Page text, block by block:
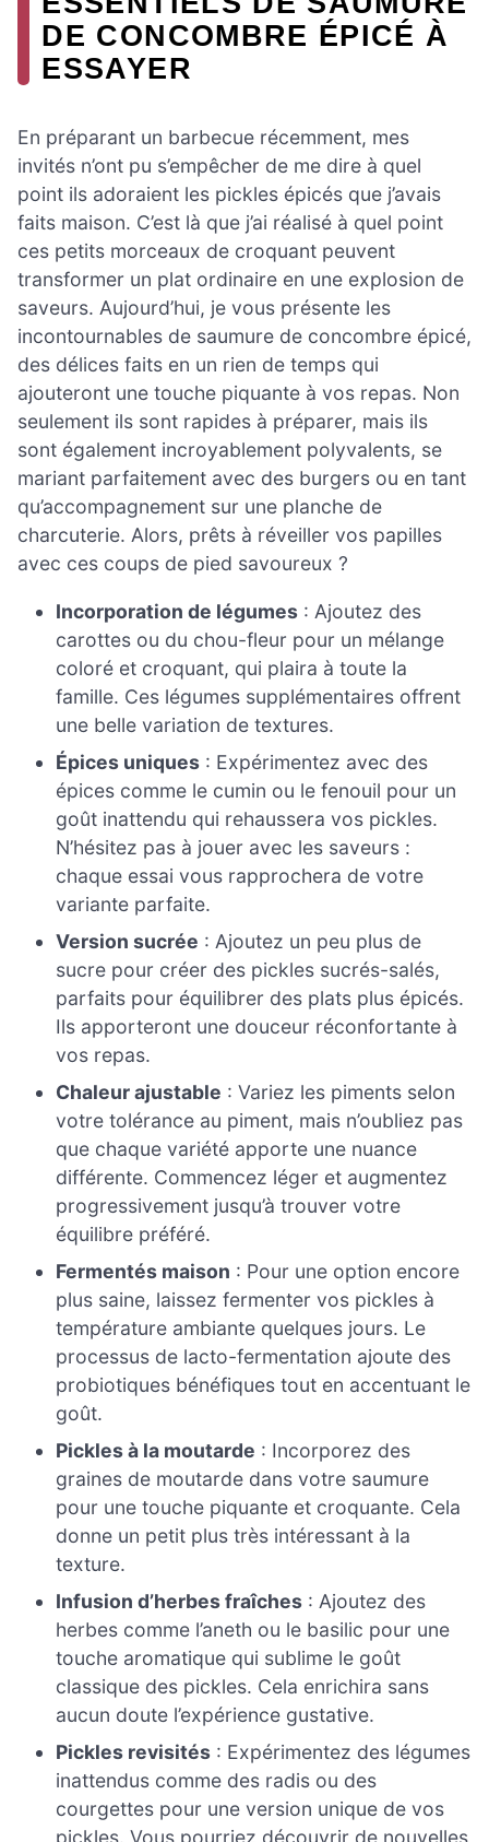
DE CONCOMBRE ÉPICÉ À
ESSAYER
En préparant un barbecue récemment, mes
invités n’ont pu s’empêcher de me dire à quel
point ils adoraient les pickles épicés que j’avais
faits maison. C’est là que j’ai réalisé à quel point
ces petits morceaux de croquant peuvent
transformer un plat ordinaire en une explosion de
saveurs. Aujourd’hui, je vous présente les
incontournables de saumure de concombre épicé,
des délices faits en un rien de temps qui
ajouteront une touche piquante à vos repas. Non
seulement ils sont rapides à préparer, mais ils
sont également incroyablement polyvalents, se
mariant parfaitement avec des burgers ou en tant
qu’accompagnement sur une planche de
charcuterie. Alors, prêts à réveiller vos papilles
avec ces coups de pied savoureux ?
Incorporation de légumes : Ajoutez des
carottes ou du chou-fleur pour un mélange
coloré et croquant, qui plaira à toute la
famille. Ces légumes supplémentaires offrent
une belle variation de textures.
Épices uniques : Expérimentez avec des
épices comme le cumin ou le fenouil pour un
goût inattendu qui rehaussera vos pickles.
N’hésitez pas à jouer avec les saveurs :
chaque essai vous rapprochera de votre
variante parfaite.
Version sucrée : Ajoutez un peu plus de
sucre pour créer des pickles sucrés-salés,
parfaits pour équilibrer des plats plus épicés.
Ils apporteront une douceur réconfortante à
vos repas.
Chaleur ajustable : Variez les piments selon
votre tolérance au piment, mais n’oubliez pas
que chaque variété apporte une nuance
différente. Commencez léger et augmentez
progressivement jusqu’à trouver votre
équilibre préféré.
Fermentés maison : Pour une option encore
plus saine, laissez fermenter vos pickles à
température ambiante quelques jours. Le
processus de lacto-fermentation ajoute des
probiotiques bénéfiques tout en accentuant le
goût.
Pickles à la moutarde : Incorporez des
graines de moutarde dans votre saumure
pour une touche piquante et croquante. Cela
donne un petit plus très intéressant à la
texture.
Infusion d’herbes fraîches : Ajoutez des
herbes comme l’aneth ou le basilic pour une
touche aromatique qui sublime le goût
classique des pickles. Cela enrichira sans
aucun doute l’expérience gustative.
Pickles revisités : Expérimentez des légumes
inattendus comme des radis ou des
courgettes pour une version unique de vos
pickles. Vous pourriez découvrir de nouvelles